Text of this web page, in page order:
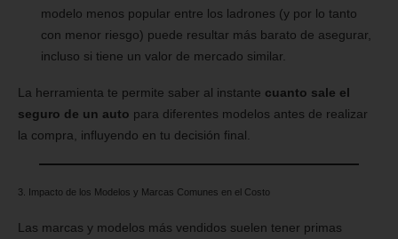
modelo menos popular entre los ladrones (y por lo tanto
con menor riesgo) puede resultar más barato de asegurar,
incluso si tiene un valor de mercado similar.
La herramienta te permite saber al instante cuanto sale el
seguro de un auto para diferentes modelos antes de realizar
la compra, influyendo en tu decisión final.
3. Impacto de los Modelos y Marcas Comunes en el Costo
Las marcas y modelos más vendidos suelen tener primas